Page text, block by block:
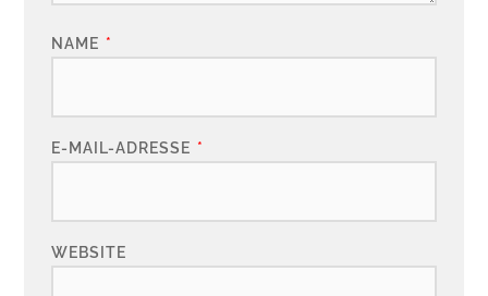
NAME *
E-MAIL-ADRESSE *
WEBSITE